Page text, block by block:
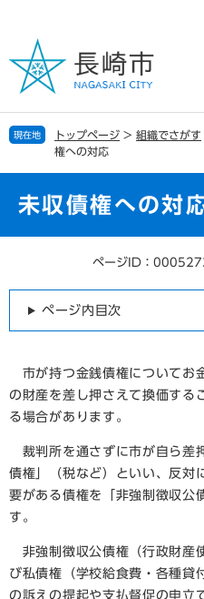
の
で
す
ー
ば
し
現在地 トップページ > 組織でさがす
権への対応
未収債権への対
ページID：
ページ内目次
市が持つ金銭債権についてお
の財産を差し押さえて換価する
る場合があります。
裁判所を通さずに市が自ら差
債権」（税など）といい、反対
要がある債権を「非強制徴収公
す。
非強制徴収公債権（行政財産
び私債権（学校給食費・各種貸
の訴えの提起や支払督促の申立